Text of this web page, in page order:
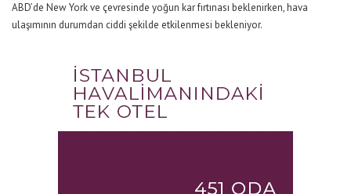
ABD’de New York ve çevresinde yoğun kar fırtınası beklenirken, hava
ulaşımının durumdan ciddi şekilde etkilenmesi bekleniyor.